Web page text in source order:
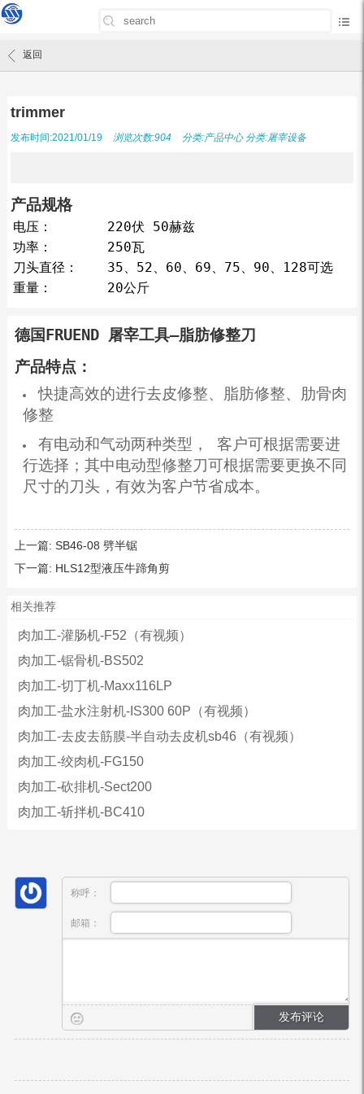
首页 trimmer
返回
trimmer
发布时间:2021/01/19 浏览次数:904 分类:产品中心分类:屠宰设备
产品规格
电压：
220伏 50赫兹
功率：
250瓦
刀头直径：
35、52、60、69、75、90、128可选
重量：
20公斤
德国FRUEND 屠宰工具–脂肪修整刀
产品特点：
快捷高效的进行去皮修整、脂肪修整、肋骨肉
修整
有电动和气动两种类型， 客户可根据需要进
行选择；其中电动型修整刀可根据需要更换不同
尺寸的刀头，有效为客户节省成本。
上一篇: SB46-08 劈半锯
下一篇: HLS12型液压牛蹄角剪
相关推荐
肉加工-灌肠机-F52（有视频）
肉加工-锯骨机-BS502
肉加工-切丁机-Maxx116LP
肉加工-盐水注射机-IS300 60P（有视频）
肉加工-去皮去筋膜-半自动去皮机sb46（有视频）
肉加工-绞肉机-FG150
肉加工-砍排机-Sect200
肉加工-斩拌机-BC410
称呼：
邮箱：